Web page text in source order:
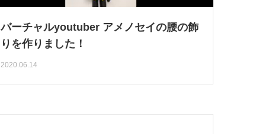
バーチャルyoutuber アメノセイの腰の飾
りを作りました！
2020.06.14